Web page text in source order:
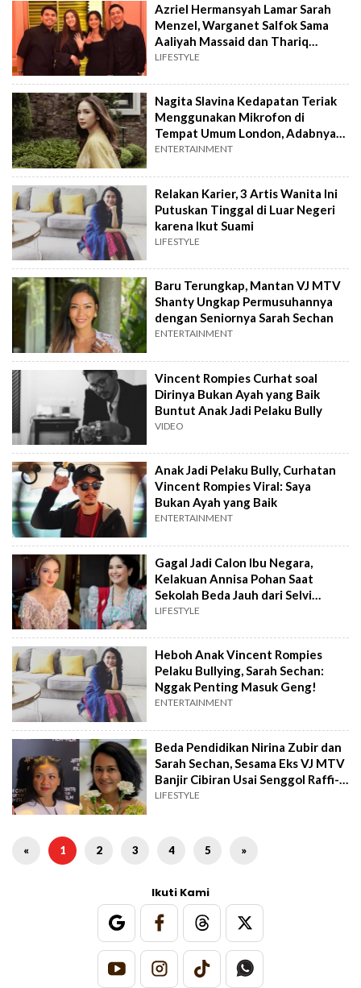
Azriel Hermansyah Lamar Sarah
Menzel, Warganet Salfok Sama
Aaliyah Massaid dan Thariq
Halilintar: Selalu Ada, Ya?
LIFESTYLE
Nagita Slavina Kedapatan Teriak
Menggunakan Mikrofon di
Tempat Umum London, Adabnya
Disentil Norak dan Caper
ENTERTAINMENT
Relakan Karier, 3 Artis Wanita Ini
Putuskan Tinggal di Luar Negeri
karena Ikut Suami
LIFESTYLE
Baru Terungkap, Mantan VJ MTV
Shanty Ungkap Permusuhannya
dengan Seniornya Sarah Sechan
ENTERTAINMENT
Vincent Rompies Curhat soal
Dirinya Bukan Ayah yang Baik
Buntut Anak Jadi Pelaku Bully
VIDEO
Anak Jadi Pelaku Bully, Curhatan
Vincent Rompies Viral: Saya
Bukan Ayah yang Baik
ENTERTAINMENT
Gagal Jadi Calon Ibu Negara,
Kelakuan Annisa Pohan Saat
Sekolah Beda Jauh dari Selvi
Ananda
LIFESTYLE
Heboh Anak Vincent Rompies
Pelaku Bullying, Sarah Sechan:
Nggak Penting Masuk Geng!
ENTERTAINMENT
Beda Pendidikan Nirina Zubir dan
Sarah Sechan, Sesama Eks VJ MTV
Banjir Cibiran Usai Senggol Raffi-
Nagita
LIFESTYLE
« 1 2 3 4 5 »
Ikuti Kami